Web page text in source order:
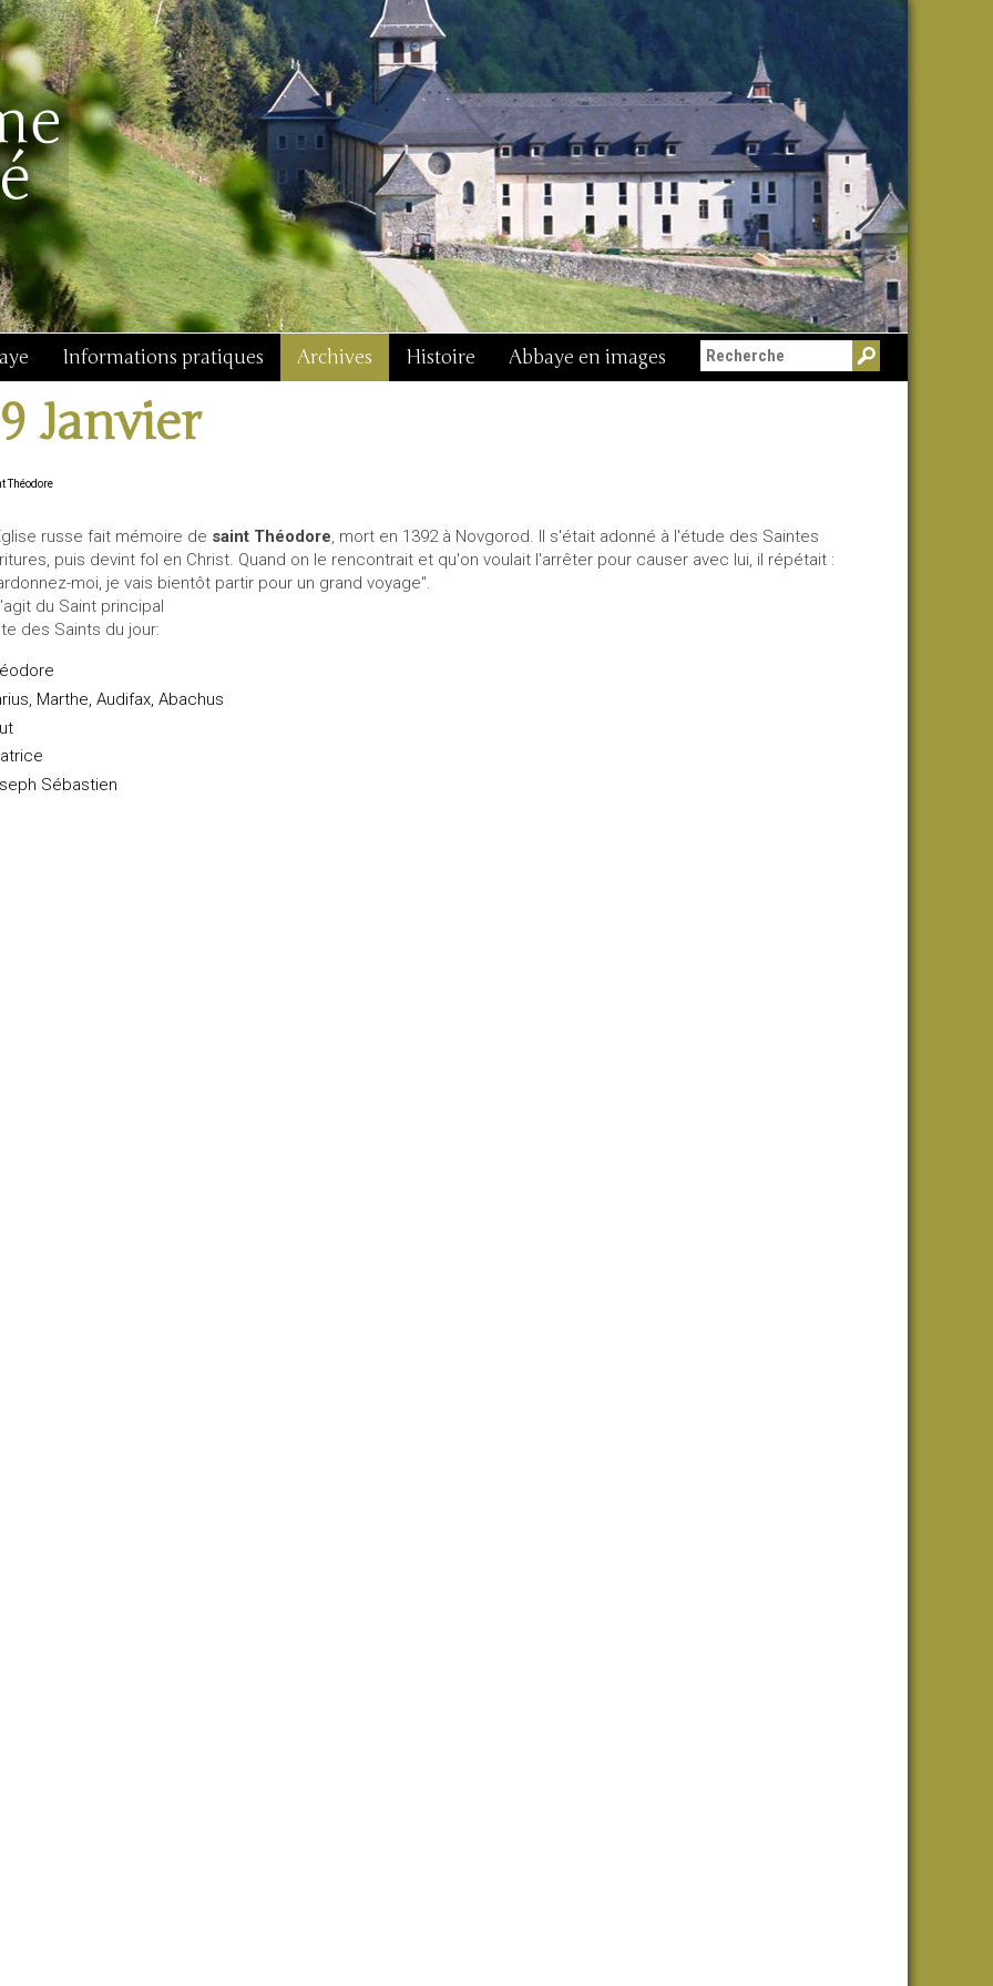
Informations pratiques Archives Histoire Abbaye en images
Janvier
Théodore
russe fait mémoire de saint Théodore, mort en 1392 à Novgorod. Il s'était adonné à l'étude des Saintes
puis devint fol en Christ. Quand on le rencontrait et qu'on voulait l'arrêter pour causer avec lui, il répétait :
moi, je vais bientôt partir pour un grand voyage".
du Saint principal
des Saints du jour:
Marthe, Audifax, Abachus
Sébastien